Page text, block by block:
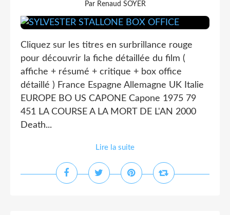
Par Renaud SOYER
Cliquez sur les titres en surbrillance rouge
pour découvrir la fiche détaillée du film (
affiche + résumé + critique + box office
détaillé ) France Espagne Allemagne UK Italie
EUROPE BO US CAPONE Capone 1975 79
451 LA COURSE A LA MORT DE L'AN 2000
Death...
Lire la suite